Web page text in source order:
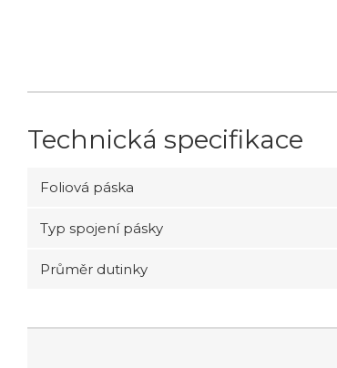
Technická specifikace
Foliová páska
Typ spojení pásky
Průměr dutinky